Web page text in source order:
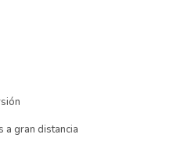
a gran distancia